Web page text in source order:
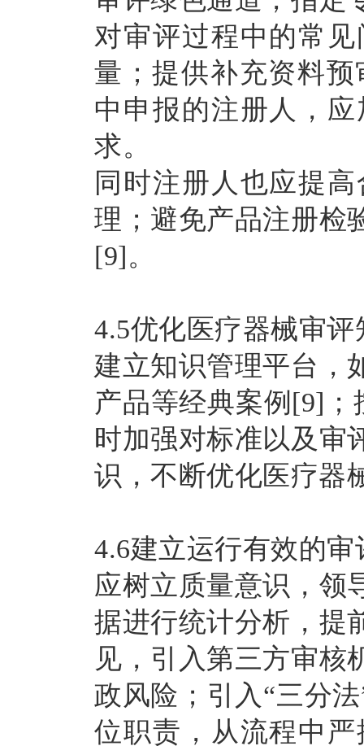
对审评过程中的常
量；提供补充资料
中申报的注册人，
求。
同时注册人也应提
理；避免产品注册检
[9]。
4.5优化医疗器械审
建立知识管理平台，
产品等经典案例[9]
时加强对标准以及审
识，不断优化医疗器
4.6建立运行有效的
应树立质量意识，领
据进行统计分析，提
见，引入第三方审核
政风险；引入“三分
位职责，从流程中